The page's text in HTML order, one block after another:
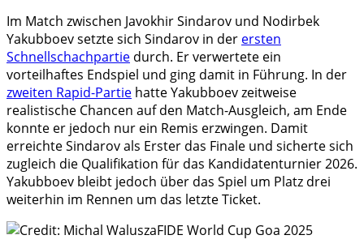
Im Match zwischen Javokhir Sindarov und Nodirbek
Yakubboev setzte sich Sindarov in der ersten
Schnellschachpartie durch. Er verwertete ein
vorteilhaftes Endspiel und ging damit in Führung. In der
zweiten Rapid-Partie hatte Yakubboev zeitweise
realistische Chancen auf den Match-Ausgleich, am Ende
konnte er jedoch nur ein Remis erzwingen. Damit
erreichte Sindarov als Erster das Finale und sicherte sich
zugleich die Qualifikation für das Kandidatenturnier 2026.
Yakubboev bleibt jedoch über das Spiel um Platz drei
weiterhin im Rennen um das letzte Ticket.